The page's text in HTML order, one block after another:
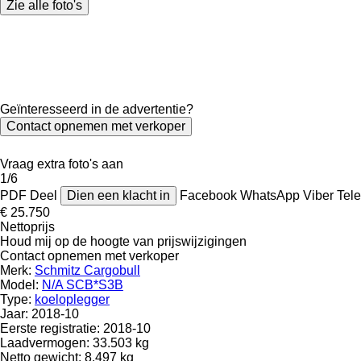
Zie alle foto's
Geïnteresseerd in de advertentie?
Contact opnemen met verkoper
Vraag extra foto's aan
1/6
PDF Deel Dien een klacht in Facebook WhatsApp Viber
€ 25.750
Nettoprijs
Houd mij op de hoogte van prijswijzigingen
Contact opnemen met verkoper
Merk: Schmitz Cargobull
Model: N/A SCB*S3B
Type: koeloplegger
Jaar: 2018-10
Eerste registratie: 2018-10
Laadvermogen: 33.503 kg
Netto gewicht: 8.497 kg